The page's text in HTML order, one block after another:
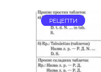
РЕЦЕПТИ